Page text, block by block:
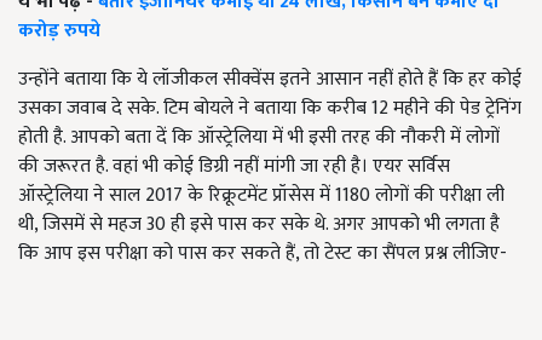
करोड़ रुपये
उन्होंने बताया कि ये लॉजीकल सीक्वेंस इतने आसान नहीं होते हैं कि हर कोई
उसका जवाब दे सके. टिम बोयले ने बताया कि करीब 12 महीने की पेड ट्रेनिंग
होती है. आपको बता दें कि ऑस्ट्रेलिया में भी इसी तरह की नौकरी में लोगों
की जरूरत है. वहां भी कोई डिग्री नहीं मांगी जा रही है। एयर सर्विस
ऑस्ट्रेलिया ने साल 2017 के रिक्रूटमेंट प्रॉसेस में 1180 लोगों की परीक्षा ली
थी, जिसमें से महज 30 ही इसे पास कर सके थे. अगर आपको भी लगता है
कि आप इस परीक्षा को पास कर सकते हैं, तो टेस्ट का सैंपल प्रश्न लीजिए-